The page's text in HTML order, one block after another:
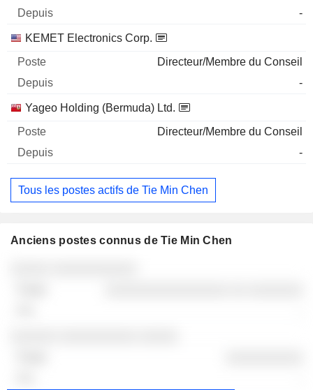
-
KEMET Electronics Corp.
Directeur/Membre du Conseil
-
Yageo Holding (Bermuda) Ltd.
Directeur/Membre du Conseil
-
Tous les postes actifs de Tie Min Chen
Anciens postes connus de Tie Min Chen